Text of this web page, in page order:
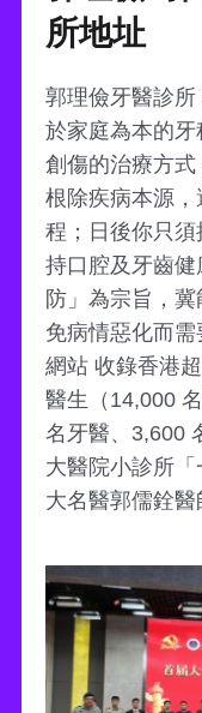
所地址
郭理儉牙醫診
於家庭為本的
創傷的治療方
根除疾病本源
程；日後你只
持口腔及牙齒
防」為宗旨，
免病情惡化而
網站 收錄香港
醫生（14,000
名牙醫、3,600
大醫院小診所
大名醫郭儒銓醫